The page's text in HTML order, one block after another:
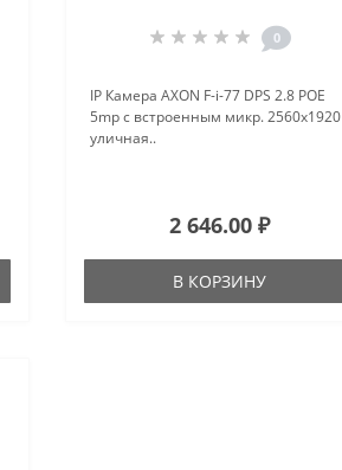
0
IP Камера AXON F-i-77 DPS 2.8 POE
5mp с встроенным микр. 2560х1920
уличная..
2 646.00 ₽
В КОРЗИНУ